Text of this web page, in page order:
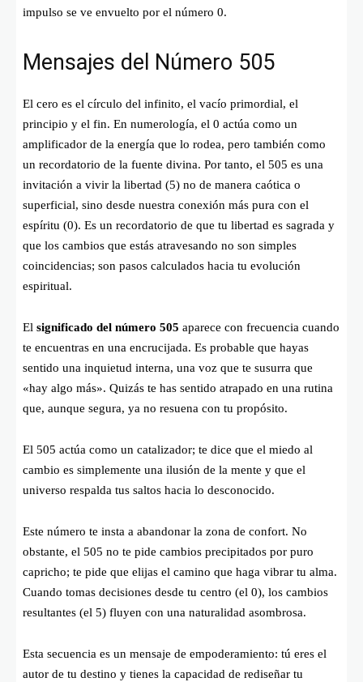
impulso se ve envuelto por el número 0.
Mensajes del Número 505
El cero es el círculo del infinito, el vacío primordial, el
principio y el fin. En numerología, el 0 actúa como un
amplificador de la energía que lo rodea, pero también como
un recordatorio de la fuente divina. Por tanto, el 505 es una
invitación a vivir la libertad (5) no de manera caótica o
superficial, sino desde nuestra conexión más pura con el
espíritu (0). Es un recordatorio de que tu libertad es sagrada y
que los cambios que estás atravesando no son simples
coincidencias; son pasos calculados hacia tu evolución
espiritual.
El significado del número 505 aparece con frecuencia cuando
te encuentras en una encrucijada. Es probable que hayas
sentido una inquietud interna, una voz que te susurra que
«hay algo más». Quizás te has sentido atrapado en una rutina
que, aunque segura, ya no resuena con tu propósito.
El 505 actúa como un catalizador; te dice que el miedo al
cambio es simplemente una ilusión de la mente y que el
universo respalda tus saltos hacia lo desconocido.
Este número te insta a abandonar la zona de confort. No
obstante, el 505 no te pide cambios precipitados por puro
capricho; te pide que elijas el camino que haga vibrar tu alma.
Cuando tomas decisiones desde tu centro (el 0), los cambios
resultantes (el 5) fluyen con una naturalidad asombrosa.
Esta secuencia es un mensaje de empoderamiento: tú eres el
autor de tu destino y tienes la capacidad de rediseñar tu